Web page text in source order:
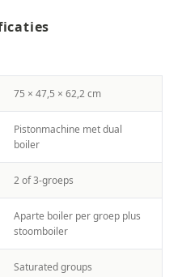
75 × 47,5 × 62,2 cm
Pistonmachine met dual
boiler
2 of 3-groeps
Aparte boiler per groep plus
stoomboiler
Saturated groups